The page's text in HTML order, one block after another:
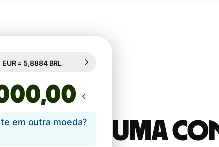
Uma
comercial (16h)
,00
em outra moeda?